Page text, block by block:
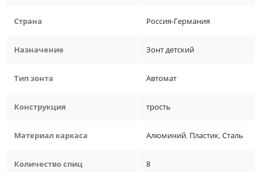
Страна Россия-Германия
Назначение Зонт детский
Тип зонта Автомат
Конструкция трость
Материал каркаса Алюминий, Пластик,Сталь
Количество спиц 8